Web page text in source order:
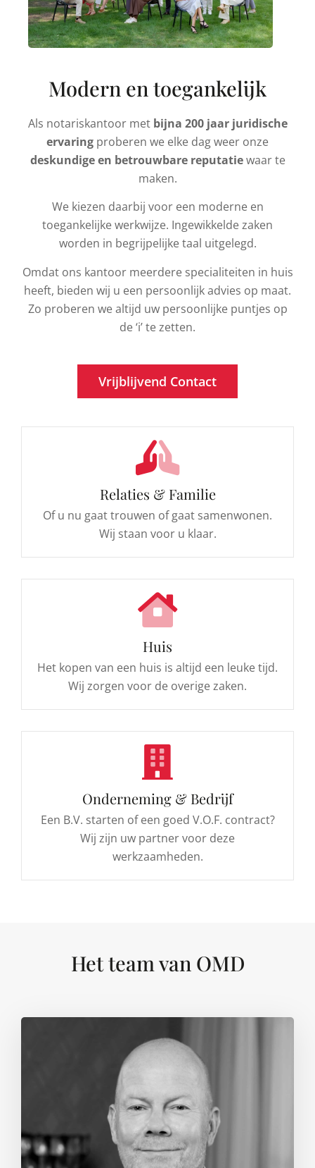
Modern en toegankelijk
Als notariskantoor met bijna 200 jaar juridische
ervaring proberen we elke dag weer onze
deskundige en betrouwbare reputatiewaar te
maken.
We kiezen daarbij voor een moderne en
toegankelijke werkwijze. Ingewikkelde zaken
worden in begrijpelijke taal uitgelegd.
Omdat ons kantoor meerdere specialiteiten in huis
heeft, bieden wij u een persoonlijk advies op maat.
Zo proberen we altijd uw persoonlijke puntjes op
de ‘i’ te zetten.
Vrijblijvend Contact
Relaties & Familie
Of u nu gaat trouwen of gaat samenwonen.
Wij staan voor u klaar.
Huis
Het kopen van een huis is altijd een leuke tijd.
Wij zorgen voor de overige zaken.
Onderneming & Bedrijf
Een B.V. starten of een goed V.O.F. contract?
Wij zijn uw partner voor deze
werkzaamheden.
Het team van OMD